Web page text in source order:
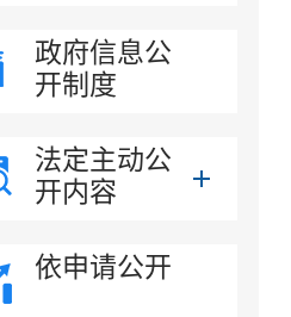
政府信息公
开制度
法定主动公
开内容
依申请公开